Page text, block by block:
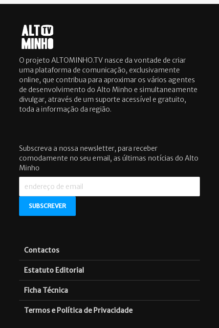
O projeto ALTOMINHO.TV nasce da vontade de criar
uma plataforma de comunicação, exclusivamente
online, que contribua para aproximar os vários agentes
de desenvolvimento do Alto Minho e simultaneamente
divulgar, através de um suporte acessível e gratuito,
toda a informação da região.
Subscreva a nossa newsletter, para receber
comodamente no seu email, as últimas notícias do Alto
Minho
Contactos
Estatuto Editorial
Ficha Técnica
Termos e Política de Privacidade